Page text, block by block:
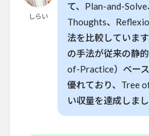
しらい
て、Plan-and-
Thoughts、
法を比較していま
の手法が従来の静
of-Practice）ベー
優れており、Tree
い収量を達成しまし